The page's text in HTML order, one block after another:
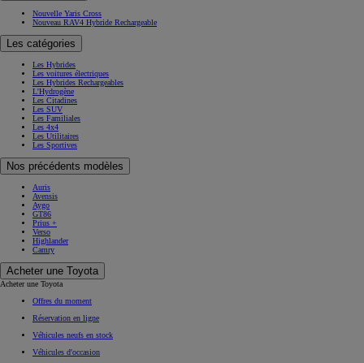
Nouvelle Yaris Cross
Nouveau RAV4 Hybride Rechargeable
Les catégories
Les Hybrides
Les voitures électriques
Les Hybrides Rechargeables
L'Hydrogène
Les Citadines
Les SUV
Les Familiales
Les 4x4
Les Utilitaires
Les Sportives
Nos précédents modèles
Auris
Avensis
Aygo
GT86
Prius +
Verso
Highlander
Camry
Acheter une Toyota
Acheter une Toyota
Offres du moment
Réservation en ligne
Véhicules neufs en stock
Véhicules d'occasion